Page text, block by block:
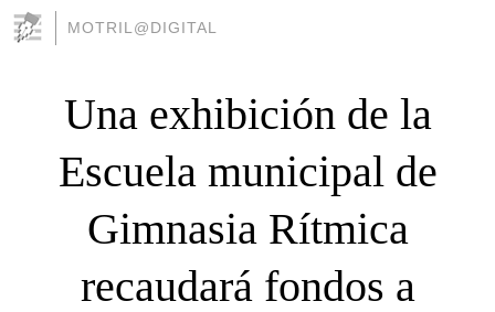
MOTRIL@DIGITAL
Una exhibición de la
Escuela municipal de
Gimnasia Rítmica
recaudará fondos a